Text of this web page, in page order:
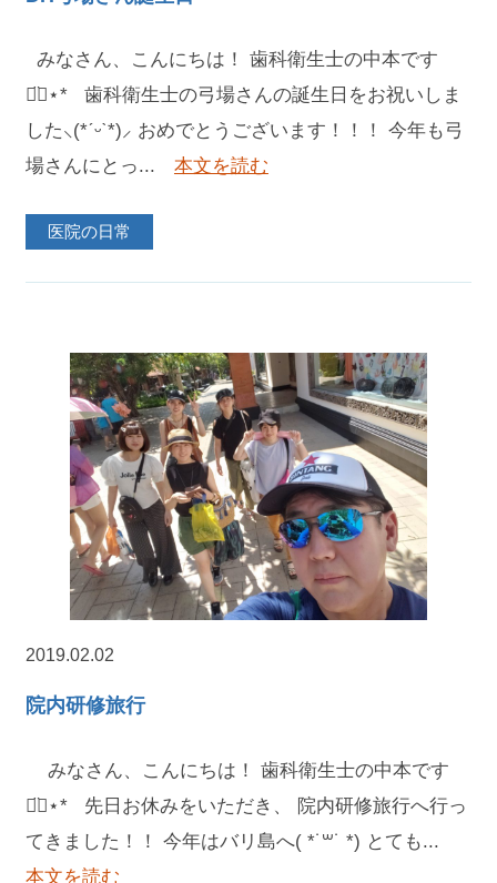
みなさん、こんにちは！ 歯科衛生士の中本です
◡̈⃝︎⋆︎* 歯科衛生士の弓場さんの誕生日をお祝いしま
した⸜(*ˊᵕˋ*)⸝ おめでとうございます！！！ 今年も弓
場さんにとっ... 本文を読む
医院の日常
2019.02.02
院内研修旅行
みなさん、こんにちは！ 歯科衛生士の中本です
◡̈⃝︎⋆︎* 先日お休みをいただき、 院内研修旅行へ行っ
てきました！！ 今年はバリ島へ( *˙꒳˙ *) とても...
本文を読む